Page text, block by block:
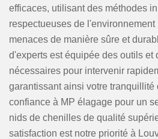
efficaces, utilisant des méthodes
respectueuses de
menaces de manière sûre et
d'experts est équipée des outils et
nécessaires pour intervenir
garantissant ainsi votre tranquillité
confiance à MP élagage pour un
nids de chenilles de qualité
satisfaction est notre priorité à